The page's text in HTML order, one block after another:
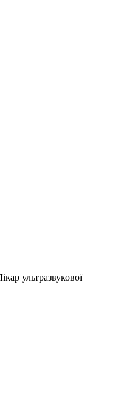
ультразвукової